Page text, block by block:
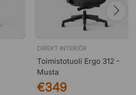
DIREKT INTERIÖR
Toimistotuoli Ergo 312 -
Musta
€349